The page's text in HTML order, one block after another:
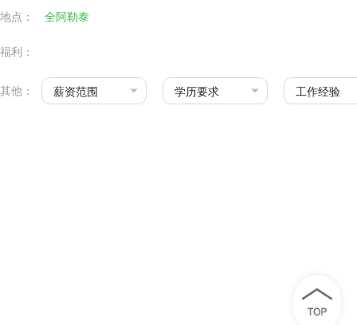
地点： 全阿勒泰
福利：
其他： 薪资范围 学历要求 工作经验